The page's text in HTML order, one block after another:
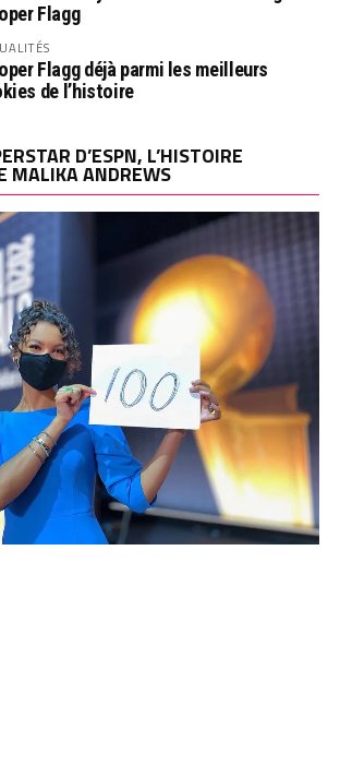
Flagg
Flagg déjà parmi les meilleurs
de l’histoire
D’ESPN, L’HISTOIRE
MALIKA ANDREWS